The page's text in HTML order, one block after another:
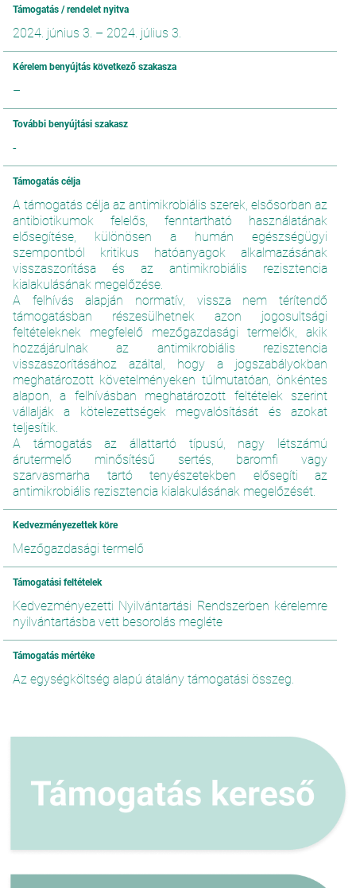
Támogatás / rendelet nyitva
2024. június 3. – 2024. július 3.
Kérelem benyújtás következő szakasza
–
További benyújtási szakasz
-
Támogatás célja
A támogatás célja az antimikrobiális szerek, elsősorban az
antibiotikumok felelős, fenntartható használatának
elősegítése, különösen a humán egészségügyi
szempontból kritikus hatóanyagok alkalmazásának
visszaszorítása és az antimikrobiális rezisztencia
kialakulásának megelőzése.
A felhívás alapján normatív, vissza nem térítendő
támogatásban részesülhetnek azon jogosultsági
feltételeknek megfelelő mezőgazdasági termelők, akik
hozzájárulnak az antimikrobiális rezisztencia
visszaszorításához azáltal, hogy a jogszabályokban
meghatározott követelményeken túlmutatóan, önkéntes
alapon, a felhívásban meghatározott feltételek szerint
vállalják a kötelezettségek megvalósítását és azokat
teljesítik.
A támogatás az állattartó típusú, nagy létszámú
árutermelő minősítésű sertés, baromfi vagy
szarvasmarha tartó tenyészetekben elősegíti az
antimikrobiális rezisztencia kialakulásának megelőzését.
Kedvezményezettek köre
Mezőgazdasági termelő
Támogatási feltételek
Kedvezményezetti Nyilvántartási Rendszerben kérelemre
nyilvántartásba vett besorolás megléte
Támogatás mértéke
Az egységköltség alapú átalány támogatási összeg.